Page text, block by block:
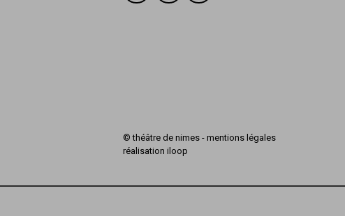
© théâtre de nimes -mentions légales
réalisationiloop